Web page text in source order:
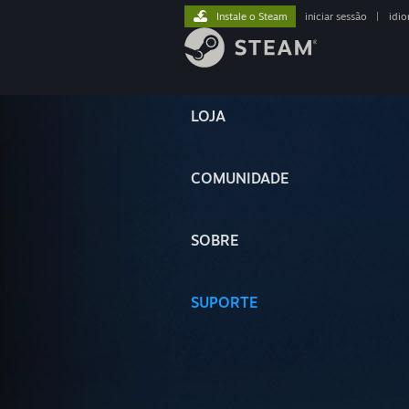
LOJA
COMUNIDADE
SOBRE
SUPORTE
Instale o Steam iniciar sessão